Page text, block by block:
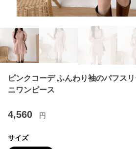
ピンクコーデ ふんわり袖のパフス
ニワンピース
4,560 円
サイズ